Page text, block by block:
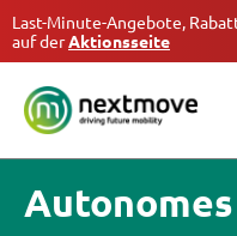
Last-Minute-Angebote,
auf derAktionsseite